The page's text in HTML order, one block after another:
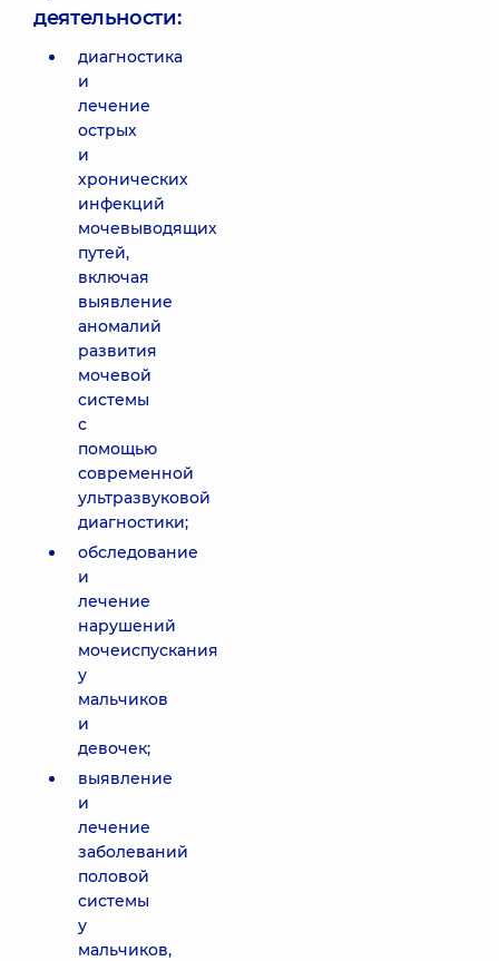
деятельности:
диагностика
и
лечение
острых
и
хронических
инфекций
мочевыводящих
путей,
включая
выявление
аномалий
развития
мочевой
системы
с
помощью
современной
ультразвуковой
диагностики;
обследование
и
лечение
нарушений
мочеиспускания
у
мальчиков
и
девочек;
выявление
и
лечение
заболеваний
половой
системы
у
мальчиков,